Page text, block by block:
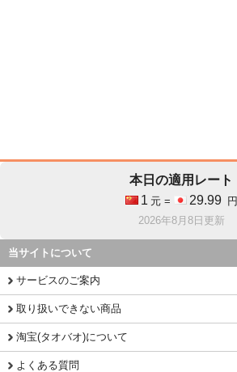
本日の適用レート
1 元 = 29.99
円
2026年8月8日更新
当サイトについて
サービスのご案内
取り扱いできない商品
淘宝(タオバオ)について
よくある質問